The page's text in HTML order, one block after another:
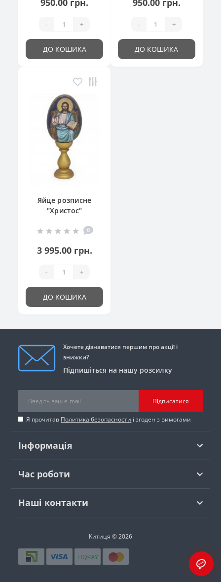
950.00 грн.
- +
ДО КОШИКА
950.00 грн.
- +
ДО КОШИКА
Яйце розписне
"Христос"
0
3 995.00 грн.
- +
ДО КОШИКА
Хочете дізнаватися першим про акції і
знижки?
Підпишіться на нашу розсилку
Підписатися
Я прочитав Политика безопасности і згоден з вимогами
Інформація
Час роботи
Наші контакти
Китиця © 2026